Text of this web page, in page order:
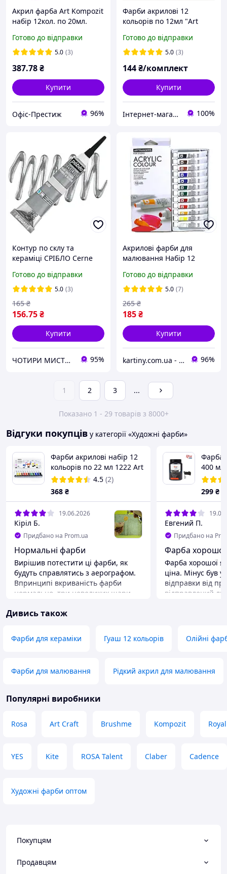
Акрил фарба Art Kompozit
набір 12кол. по 20мл.
Готово до відправки
5.0 (3)
387.78₴
Купити
Офіс-Престиж 96%
Фарби акрилові 12
кольорів по 12мл "Art
EA1212
Готово до відправки
5.0 (3)
144₴/комплект
Купити
Інтернет-магазин "МАЛЮКИ" malyshy.com.ua 100%
Контур по склу та
кераміці СРІБЛО Cerne
Готово до відправки
5.0 (3)
156.75₴
165 ₴
Купити
ЧОТИРИ МИСТЕЦТВА - крамничка матеріалів для хоббі та творчості 95%
Акрилові фарби для
малювання Набір 12
тюбиках Art Rangers
Готово до відправки
5.0 (7)
185₴
265 ₴
Купити
kartiny.com.ua - Картини по номерам від виробника 96%
1 2 3 ...
Показано 1 - 29 товарів з 8000+
Відгуки покупців у категорії «Художні фарби»
Фарби акрилові набір 12
кольорів по 22 мл 1222 Art
Rangers
4.5 (2)
368 ₴
19.06.2026
Кіріл Б.
Придбано на Prom.ua
Нормальні фарби
Вирішив потестити ці фарби, як
будуть справлятись з аерографом.
Впринципі вкриваність фарби
нормально, три невеликих шари
Розводив сумішю води і спирту
пластівців не було. Кольори
приємні. Для тестового набору те
Фарба
400
299 ₴
Евгений П.
Придбано на
Фарба хорошої
Фарба хорошої
ціна. Мінус був у
відправки від
відправлений
комплектування
іншим
Дивись також
Фарби для кераміки Гуаш 12 кольорів Олійні
Фарби для малювання Рідкий акрил для малювання
Популярні виробники
Rosa Art Craft Brushme Kompozit
YES Kite ROSA Talent Claber Cadence
Художні фарби оптом
Покупцям
Продавцям